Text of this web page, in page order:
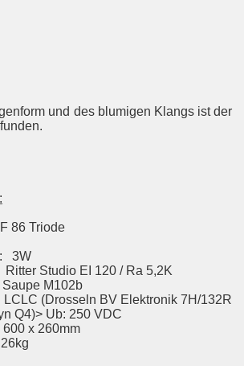
und des blumigen Klangs ist der
86 Triode
3W
Studio EI 120 / Ra 5,2K
M102b
BV Elektronik 7H/132R
Q4)> Ub: 250 VDC
x 260mm